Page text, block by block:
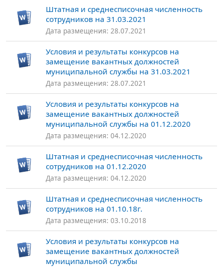
Штатная и среднесписочная численность
сотрудников на 31.03.2021
Дата размещения: 28.07.2021
Условия и результаты конкурсов на
замещение вакантных должностей
муниципальной службы на 31.03.2021
Дата размещения: 28.07.2021
Условия и результаты конкурсов на
замещение вакантных должностей
муниципальной службы на 01.12.2020
Дата размещения: 04.12.2020
Штатная и среднесписочная численность
сотрудников на 01.12.2020
Дата размещения: 04.12.2020
Штатная и среднесписочная численность
сотрудников на 01.10.18г.
Дата размещения: 03.10.2018
Условия и результаты конкурсов на
замещение вакантных должностей
муниципальной службы